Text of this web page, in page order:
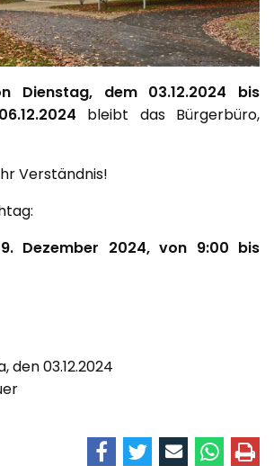
Dienstag, dem 03.12.2024 bis
bleibt das Bürgerbüro,
Verständnis!
Dezember 2024, von 9:00 bis
03.12.2024